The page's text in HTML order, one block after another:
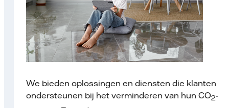
We bieden oplossingen en diensten die klanten
ondersteunen bij het verminderen van hun CO2-